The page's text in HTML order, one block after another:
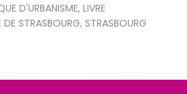
D'URBANISME, LIVRE
STRASBOURG, STRASBOURG